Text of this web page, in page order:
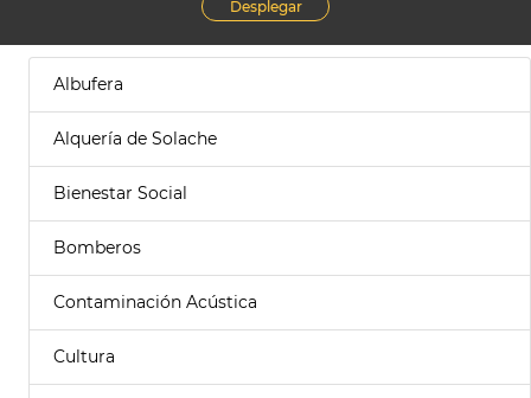
Desplegar
Albufera
Alquería de Solache
Bienestar Social
Bomberos
Contaminación Acústica
Cultura